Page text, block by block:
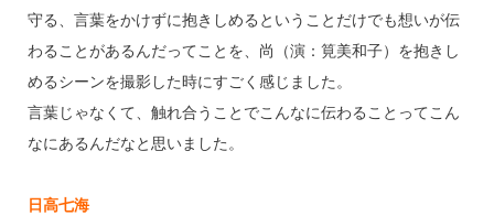
守る、言葉をかけずに抱きしめるということだけでも想いが伝
わることがあるんだってことを、尚（演：筧美和子）を抱きし
めるシーンを撮影した時にすごく感じました。
言葉じゃなくて、触れ合うことでこんなに伝わることってこん
なにあるんだなと思いました。
日高七海